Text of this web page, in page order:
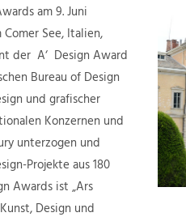
am 9. Juni
See, Italien,
der A‘ Design Award
Bureau of Design
und grafischer
Konzernen und
unterzogen und
Projekte aus 180
Awards ist „Ars
Design und